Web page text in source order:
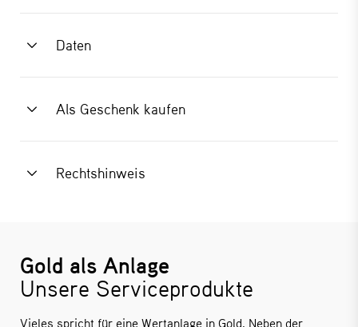
Daten
Als Geschenk kaufen
Rechtshinweis
Gold als Anlage
Unsere Serviceprodukte
Vieles spricht für eine Wertanlage in Gold. Neben der